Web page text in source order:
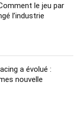
le jeu par
l’industrie
a évolué :
nouvelle